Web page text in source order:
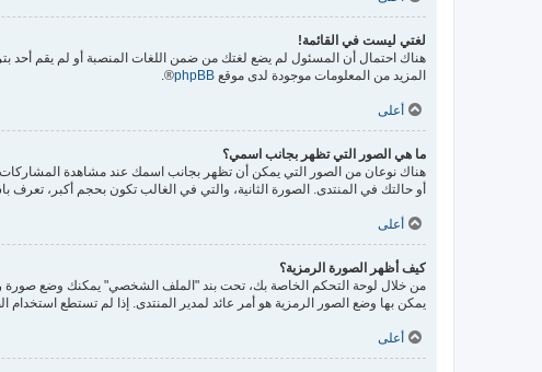
لغتي ليست في القائمة!
هناك احتمال أن المسئول لم يضع لغتك من ضمن اللغات المنصبة أو لم يقم أحد
المزيد من المعلومات موجودة لدى موقع phpBB
®.
أعلى
ما هي الصور التي تظهر بجانب اسمي؟
هناك نوعان من الصور التي يمكن أن تظهر بجانب اسمك عند مشاهدة
أو حالتك في المنتدى. الصورة الثانية، والتي في الغالب تكون بحجم أكبر،
أعلى
كيف أظهر الصورة الرمزية؟
يمكن بها وضع الصور الرمزية هو أمر عائد لمدير المنتدى. إذا لم تستطع استخدام
أعلى